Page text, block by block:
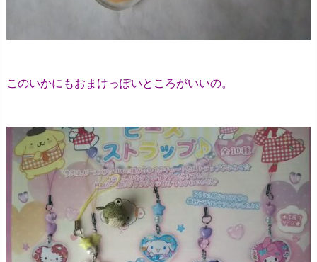
このいかにもおまけっぽいところがいいの。